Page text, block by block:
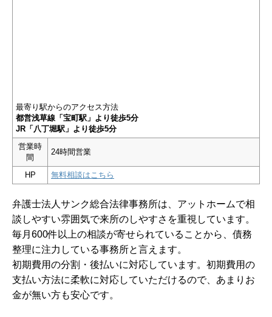
最寄り駅からのアクセス方法
都営浅草線「宝町駅」より徒歩5分
JR「八丁堀駅」より徒歩5分
営業時
間
24時間営業
HP 無料相談はこちら
弁護士法人サンク総合法律事務所は、アットホームで相
談しやすい雰囲気で来所のしやすさを重視しています。
毎月600件以上の相談が寄せられていることから、債務
整理に注力している事務所と言えます。
初期費用の分割・後払いに対応しています。初期費用の
支払い方法に柔軟に対応していただけるので、あまりお
金が無い方も安心です。